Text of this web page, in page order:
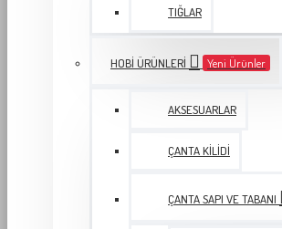
TIĞLAR
HOBI ÜRÜNLERI Yeni Ürünler
AKSESUARLAR
ÇANTA KILIDI
ÇANTA SAPI VE TABANI